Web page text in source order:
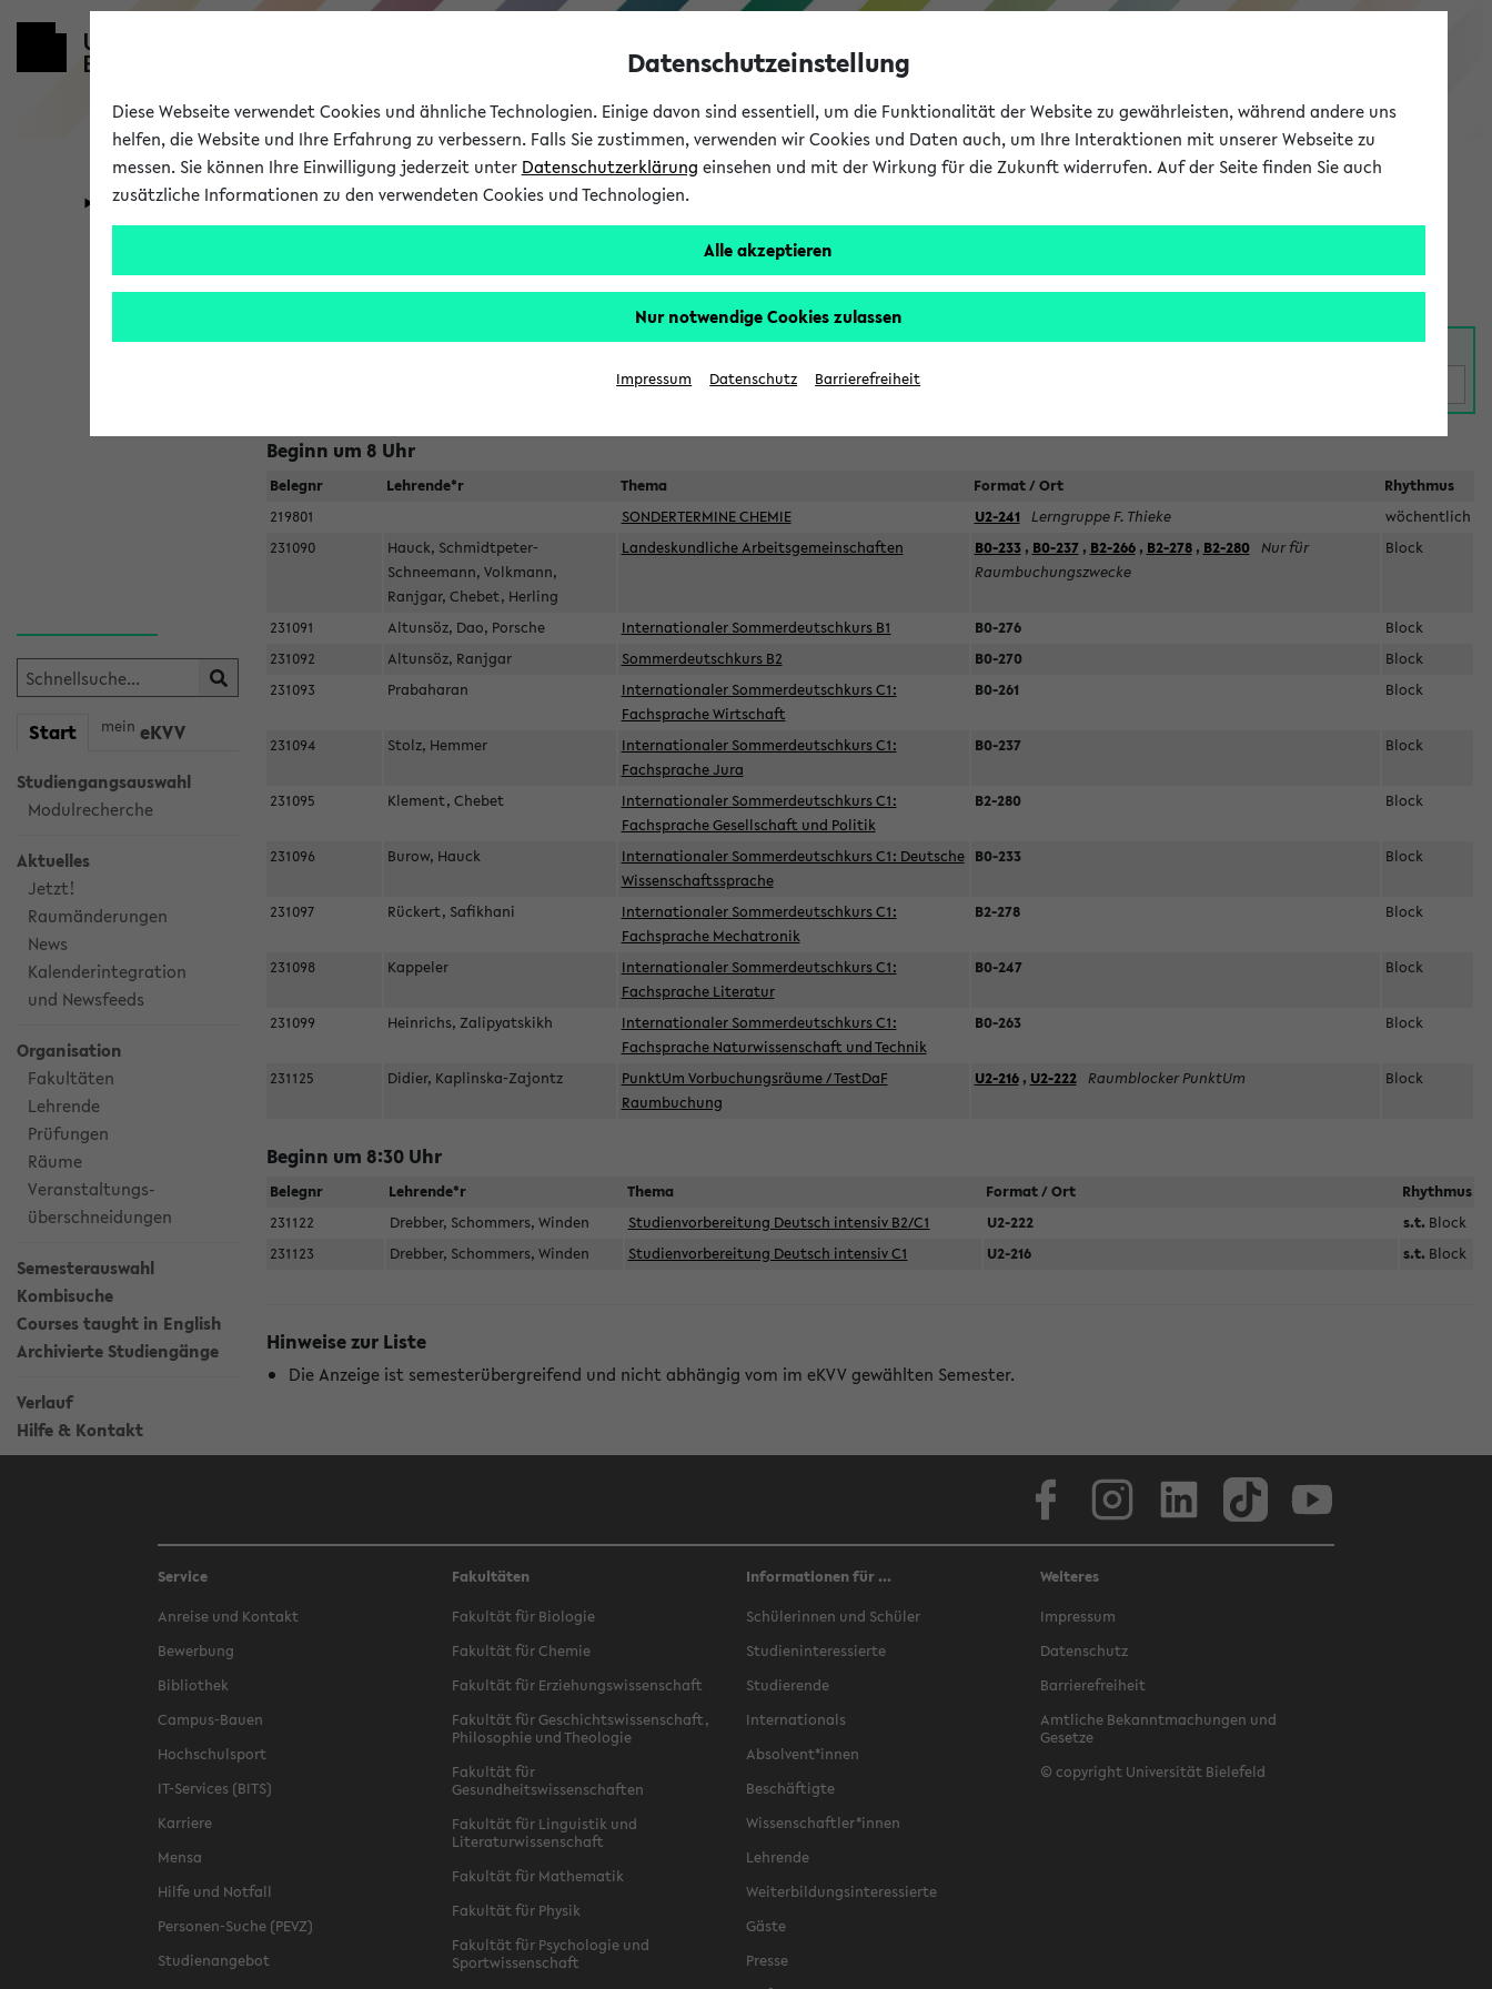
eKVV
Universität Forschung Studium
Start mein eKVV
Studiengangsauswahl
Modulrecherche
Aktuelles
Jetzt!
Raumänderungen
News
Kalenderintegration
und Newsfeeds
Organisation
Fakultäten
Lehrende
Prüfungen
Räume
Veranstaltungs-
überschneidungen
Semesterauswahl
Kombisuche
Courses taught in English
Archivierte Studiengänge
Verlauf
Hilfe & Kontakt
Jetzt und in Kürze stattfindende Veranstaltungen
Zu viele Veranstaltungen?
Suche:
Beginn um 8 Uhr
Belegnr Lehrende*r Thema Format / Ort
Rhythmus
219801
SONDERTERMINE CHEMIE U2-241 Lerngruppe F. Thieke
wöchentlich
231090
Hauck, Schmidtpeter-
Schneemann, Volkmann,
Ranjgar, Chebet, Herling
Landeskundliche Arbeitsgemeinschaften B0-233, B0-237, B2-266, B2-278, B2-280 Nur für
Raumbuchungszwecke
Block
231091 Altunsöz, Dao, Porsche Internationaler Sommerdeutschkurs B1 B0-276
Block
231092
Altunsöz, Ranjgar Sommerdeutschkurs B2 B0-270
Block
231093
Prabaharan
Internationaler Sommerdeutschkurs C1:
Fachsprache Wirtschaft
B0-261 Block
231094 Stolz, Hemmer
Internationaler Sommerdeutschkurs C1:
Fachsprache Jura
B0-237 Block
231095 Klement, Chebet
Internationaler Sommerdeutschkurs C1:
Fachsprache Gesellschaft und Politik
B2-280 Block
231096 Burow, Hauck
Internationaler Sommerdeutschkurs C1: Deutsche
Wissenschaftssprache
B0-233 Block
231097 Rückert, Safikhani
Internationaler Sommerdeutschkurs C1:
Fachsprache Mechatronik
B2-278 Block
231098 Kappeler
Internationaler Sommerdeutschkurs C1:
Fachsprache Literatur
B0-247 Block
231099 Heinrichs, Zalipyatskikh
Internationaler Sommerdeutschkurs C1:
Fachsprache Naturwissenschaft und Technik
B0-263 Block
231125 Didier, Kaplinska-Zajontz
PunktUm Vorbuchungsräume / TestDaF
Raumbuchung
U2-216, U2-222 Raumblocker PunktUm Block
Beginn um 8:30 Uhr
Belegnr Lehrende*r Thema Format / Ort
Rhythmus
231122
Drebber, Schommers, Winden Studienvorbereitung Deutsch intensiv B2/C1 U2-222 s.t. Block
231123
Drebber, Schommers, Winden Studienvorbereitung Deutsch intensiv C1 U2-216 s.t. Block
Hinweise zur Liste
Die Anzeige ist semesterübergreifend und nicht abhängig vom im eKVV gewählten Semester.
Service
Anreise und Kontakt
Bewerbung
Bibliothek
Campus-Bauen
Hochschulsport
IT-Services (BITS)
Karriere
Mensa
Hilfe und Notfall
Personen-Suche (PEVZ)
Studienangebot
Fakultäten
Fakultät für Biologie
Fakultät für Chemie
Fakultät für Erziehungswissenschaft
Fakultät für Geschichtswissenschaft,
Philosophie und Theologie
Fakultät für
Gesundheitswissenschaften
Fakultät für Linguistik und
Literaturwissenschaft
Fakultät für Mathematik
Fakultät für Physik
Fakultät für Psychologie und
Sportwissenschaft
Informationen für ...
Schülerinnen und Schüler
Studieninteressierte
Studierende
Internationals
Absolvent*innen
Beschäftigte
Wissenschaftler*innen
Lehrende
Weiterbildungsinteressierte
Gäste
Presse
Weiteres
Impressum
Datenschutz
Barrierefreiheit
Amtliche Bekanntmachungen und
Gesetze
© copyright Universität Bielefeld
Datenschutzeinstellung
Diese Webseite verwendet Cookies und ähnliche Technologien. Einige davon sind essentiell, um die Funktionalität der Website zu gewährleisten, während andere uns
helfen, die Website und Ihre Erfahrung zu verbessern. Falls Sie zustimmen, verwenden wir Cookies und Daten auch, um Ihre Interaktionen mit unserer Webseite zu
messen. Sie können Ihre Einwilligung jederzeit unter Datenschutzerklärung einsehen und mit der Wirkung für die Zukunft widerrufen. Auf der Seite finden Sie auch
zusätzliche Informationen zu den verwendeten Cookies und Technologien.
Alle akzeptieren
Nur notwendige Cookies zulassen
Impressum Datenschutz Barrierefreiheit